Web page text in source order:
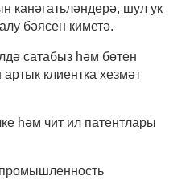
канәгатьләндерә, шул ук
бәясен киметә.
сатабыз һәм бөтен
клиентка хезмәт
һәм чит ил патентлары